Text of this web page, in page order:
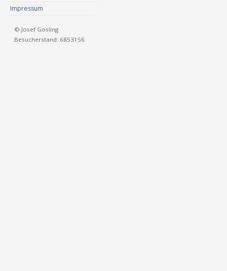
Impressum
© Josef Gosling
Besucherstand: 6853156